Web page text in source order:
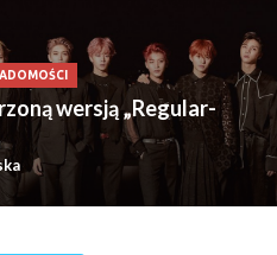
wersją „Regular-